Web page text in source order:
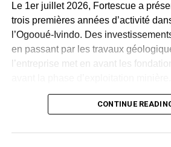
Derrière les chiffres et les machines,
surtout les emplois, la formation des
infrastructures et les perspectives
populations. En se rendant à
Immongault a voulu voir,
l’industrialisation et la prospérité du
WhatsApp
Facebook
X >>
Le 1er juillet 2026, Fortescue a
trois premières années d’activité
l’Ogooué-Ivindo. Des
en passant par les travaux
l’entreprise met en avant les
Selon les chiffres communiqués, plus
Un montant qui a notamment permis
CONTINUE